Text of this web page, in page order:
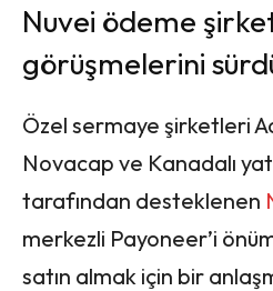
Nuvei ödeme
görüşmelerini
Özel sermaye şirketleri
Novacap ve Kanadalı
tarafından desteklenen
merkezli Payoneer’i
satın almak için bir